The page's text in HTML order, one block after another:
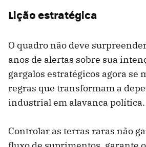
Lição estratégica
O quadro não deve
anos de alertas sobre sua
gargalos estratégicos agora se
regras que transformam a
industrial em alavanca política.
Controlar as terras raras não